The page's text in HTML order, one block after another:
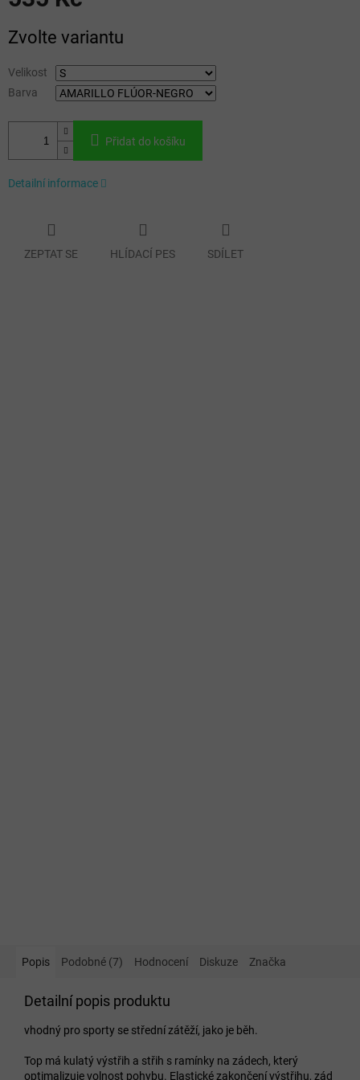
cena:
Zvolte variantu
Velikost
Barva
Přidat do košíku
Detailní informace
ZEPTAT SE HLÍDACÍ PES SDÍLET
Popis Podobné (7) Hodnocení Diskuze Značka
Detailní popis produktu
vhodný pro sporty se střední zátěží, jako je běh.
Top má kulatý výstřih a střih s ramínky na zádech, který
optimalizuje volnost pohybu. Elastické zakončení výstřihu, zád